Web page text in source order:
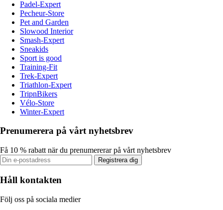
Padel-Expert
Pecheur-Store
Pet and Garden
Slowood Interior
Smash-Expert
Sneakids
Sport is good
Training-Fit
Trek-Expert
Triathlon-Expert
TripnBikers
Vélo-Store
Winter-Expert
Prenumerera på vårt nyhetsbrev
Få 10 % rabatt när du prenumererar på vårt nyhetsbrev
Registrera dig
Håll kontakten
Följ oss på sociala medier